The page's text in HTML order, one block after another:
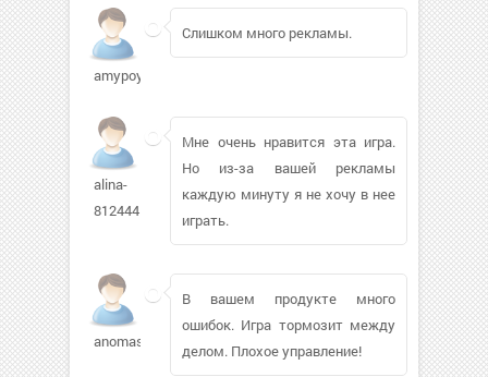
amypoyser970
Слишком много рекламы.
alina-
812444
Мне очень нравится эта игра.
Но из-за вашей рекламы
каждую минуту я не хочу в нее
играть.
anomashka419
В вашем продукте много
ошибок. Игра тормозит между
делом. Плохое управление!